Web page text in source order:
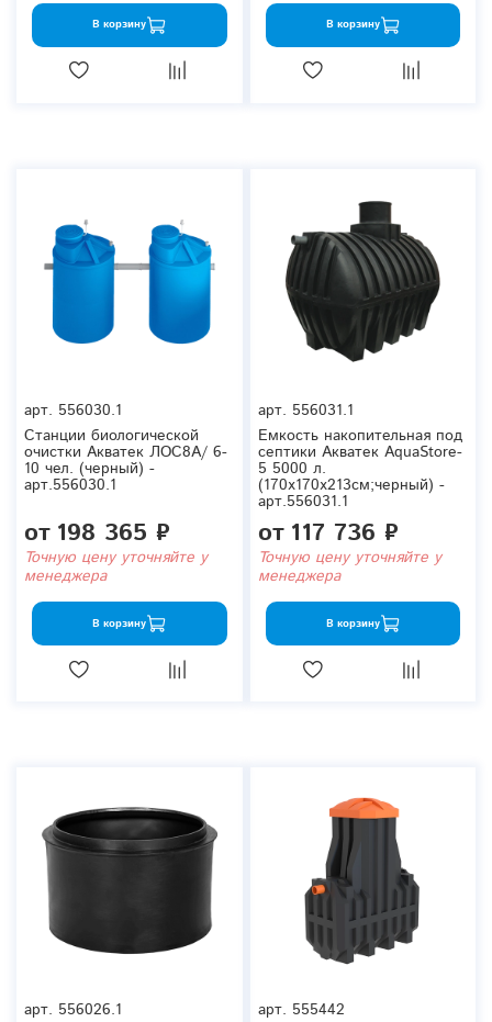
В корзину В корзину
арт. 556030.1
Станции биологической
очистки Акватек ЛОС8A/ 6-
10 чел. (черный) -
арт.556030.1
от 198 365 ₽
Точную цену уточняйте у
менеджера
В корзину
арт. 556031.1
Емкость накопительная под
септики Акватек AquaStore-
5 5000 л.
(170x170x213см;черный) -
арт.556031.1
от 117 736 ₽
Точную цену уточняйте у
менеджера
В корзину
арт. 556026.1
арт. 555442